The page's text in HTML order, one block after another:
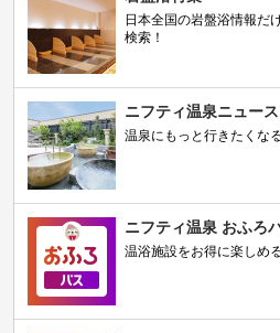
日本全国の岩盤浴情報だ
検索！
ニフティ温泉ニュース
温泉にもっと行きたくな
ニフティ温泉 おふろ
温浴施設をお得に楽しめ